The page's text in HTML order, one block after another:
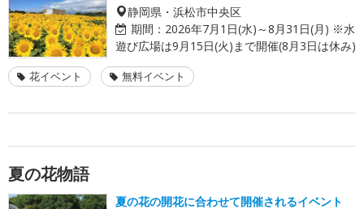
静岡県・浜松市中央区
期間： 2026年7月1日(水)～8月31日(月) ※水
遊び広場は9月15日(火)まで開催(8月3日は休み)
花イベント 無料イベント
夏の花物語
夏の花の開花に合わせて開催されるイベント